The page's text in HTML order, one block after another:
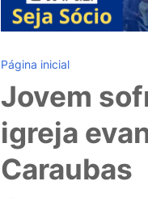
Página inicial
Jovem
igreja
Caraubas